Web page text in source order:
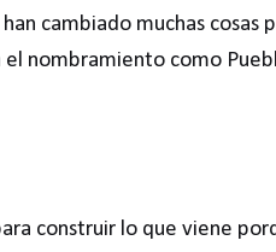
cambiado muchas cosas
el nombramiento como
construir lo que viene